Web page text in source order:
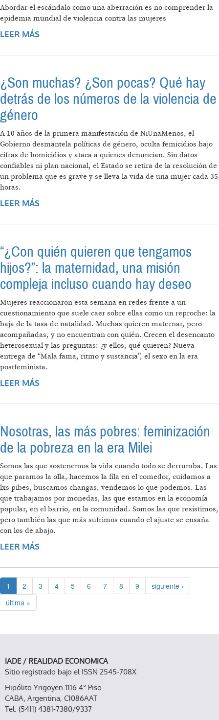
Abordar el escándalo como una aberración es no comprender la
epidemia mundial de violencia contra las mujeres
LEER MÁS
¿Son muchas? ¿Son pocas? Qué hay
detrás de los números de la violencia de
género
A 10 años de la primera manifestación de NiUnaMenos, el
Gobierno desmantela políticas de género, oculta femicidios bajo
cifras de homicidios y ataca a quienes denuncian. Sin datos
confiables ni plan nacional, el Estado se retira de la resolución de
un problema que es grave y se lleva la vida de una mujer cada 35
horas.
LEER MÁS
VIOLENCIA DE GÉNERO
“¿Con quién quieren que tengamos
hijos?”: la maternidad, una misión
compleja incluso cuando hay deseo
Mujeres reaccionaron esta semana en redes frente a un
cuestionamiento que suele caer sobre ellas como un reproche: la
baja de la tasa de natalidad. Muchas quieren maternar, pero
acompañadas, y no encuentran con quién. Crecen el desencanto
heterosexual y las preguntas: ¿y ellos, qué quieren? Nueva
entrega de “Mala fama, ritmo y sustancia”, el sexo en la era
postfeminista.
LEER MÁS
MISIÓN COMPLEJA INCLUSO CUANDO HAY
Nosotras, las más pobres: feminización
de la pobreza en la era Milei
Somos las que sostenemos la vida cuando todo se derrumba. Las
que paramos la olla, hacemos la fila en el comedor, cuidamos a
lxs pibes, buscamos changas, vendemos lo que podemos. Las
que trabajamos por monedas, las que estamos en la economía
popular, en el barrio, en la comunidad. Somos las que resistimos,
pero también las que más sufrimos cuando el ajuste se ensaña
con los de abajo.
LEER MÁS
MILEI
1 2 3 4 5 6 7 8 9
siguiente ›
última »
IADE / REALIDAD ECONOMICA
Sitio registrado bajo el ISSN 2545-708X
Hipólito Yrigoyen 1116 4° Piso
CABA, Argentina, C1086AAT
Tel. (5411) 4381-7380/9337